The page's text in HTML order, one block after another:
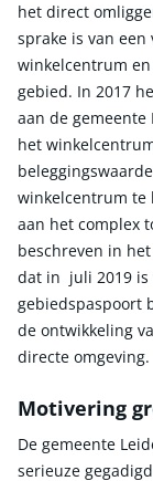
het direct
sprake is van
winkelcentrum
gebied. In 2017
aan de
het
winkelcentrum te
aan het complex
beschreven in
dat in juli 2019 is
gebiedspaspoort
de ontwikkeling
directe omgeving.
Motivering
De gemeente
serieuze